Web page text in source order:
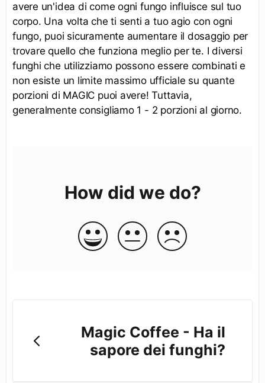
avere un'idea di come ogni fungo influisce sul tuo
corpo. Una volta che ti senti a tuo agio con ogni
fungo, puoi sicuramente aumentare il dosaggio per
trovare quello che funziona meglio per te. I diversi
funghi che utilizziamo possono essere combinati e
non esiste un limite massimo ufficiale su quante
porzioni di MAGIC puoi avere! Tuttavia,
generalmente consigliamo 1 - 2 porzioni al giorno.
How did we do?
Magic Coffee - Ha il
sapore dei funghi?